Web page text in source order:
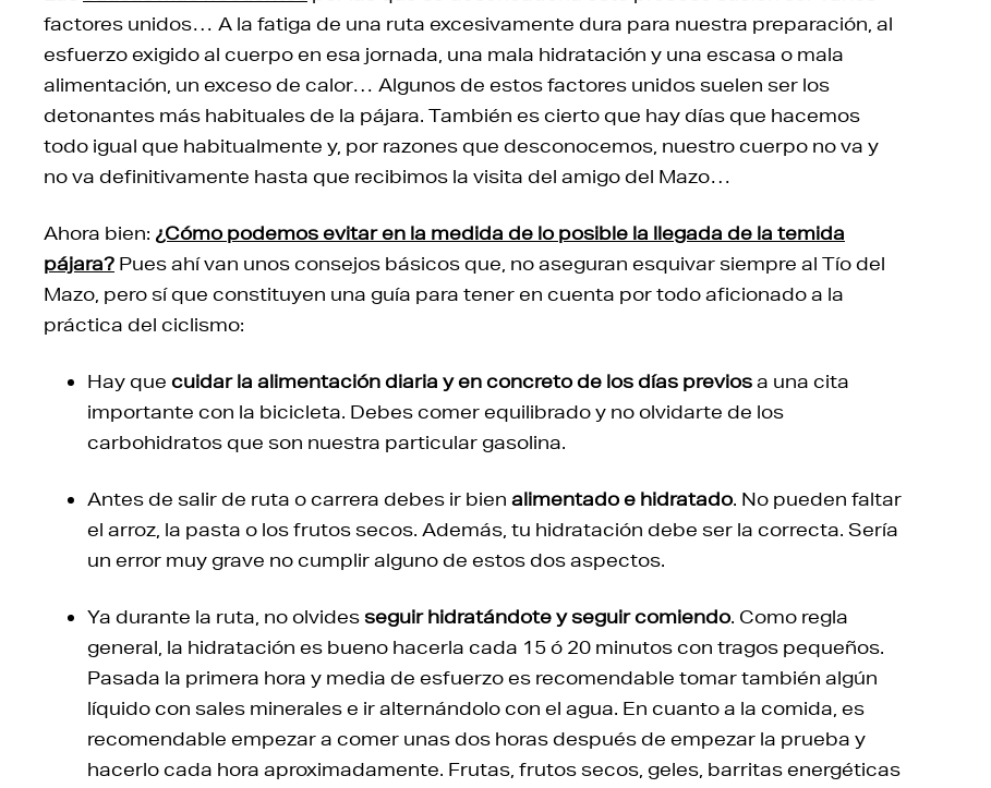
factores unidos… A la fatiga de una ruta excesivamente dura para nuestra preparación, al
esfuerzo exigido al cuerpo en esa jornada, una mala hidratación y una escasa o mala
alimentación, un exceso de calor… Algunos de estos factores unidos suelen ser los
detonantes más habituales de la pájara. También es cierto que hay días que hacemos
todo igual que habitualmente y, por razones que desconocemos, nuestro cuerpo no va y
no va definitivamente hasta que recibimos la visita del amigo del Mazo…
Ahora bien: ¿Cómo podemos evitar en la medida de lo posible la llegada de la temida
pájara? Pues ahí van unos consejos básicos que, no aseguran esquivar siempre al Tío del
Mazo, pero sí que constituyen una guía para tener en cuenta por todo aficionado a la
práctica del ciclismo:
Hay que cuidar la alimentación diaria y en concreto de los días previosa una cita
importante con la bicicleta. Debes comer equilibrado y no olvidarte de los
carbohidratos que son nuestra particular gasolina.
Antes de salir de ruta o carrera debes ir bien alimentado e hidratado. No pueden faltar
el arroz, la pasta o los frutos secos. Además, tu hidratación debe ser la correcta. Sería
un error muy grave no cumplir alguno de estos dos aspectos.
Ya durante la ruta, no olvidesseguir hidratándote y seguir comiendo. Como regla
general, la hidratación es bueno hacerla cada 15 ó 20 minutos con tragos pequeños.
Pasada la primera hora y media de esfuerzo es recomendable tomar también algún
líquido con sales minerales e ir alternándolo con el agua. En cuanto a la comida, es
recomendable empezar a comer unas dos horas después de empezar la prueba y
hacerlo cada hora aproximadamente. Frutas, frutos secos, geles, barritas energéticas